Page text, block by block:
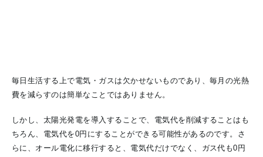
毎日生活する上で電気・ガスは欠かせないものであり、毎月の光熱
費を減らすのは簡単なことではありません。
しかし、太陽光発電を導入することで、電気代を削減することはも
ちろん、電気代を0円にすることができる可能性があるのです。さ
らに、オール電化に移行すると、電気代だけでなく、ガス代も0円